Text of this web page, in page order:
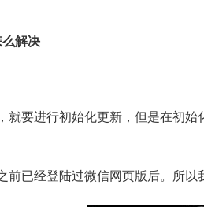
解决
就要进行初始化更新，但是在初
前已经登陆过微信网页版后。所以